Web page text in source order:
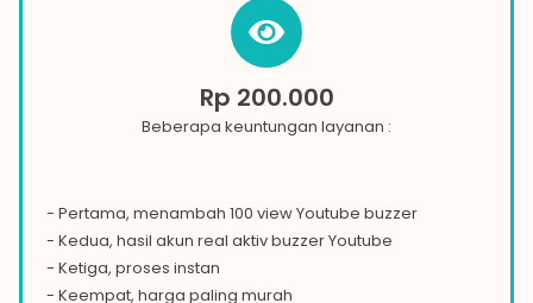
Rp 200.000
Beberapa keuntungan layanan :
- Pertama, menambah 100 viewYoutube buzzer
- Kedua, hasil akun real aktiv buzzerYoutube
- Ketiga, proses instan
- Keempat, harga paling murah